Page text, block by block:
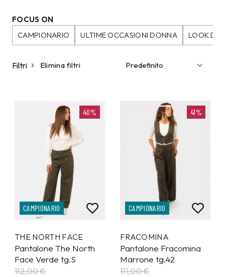
FOCUS ON
CAMPIONARIO
ULTIME OCCASIONI DONNA LOOK DA
Filtri Elimina filtri
40%
CAMPIONARIO
THE NORTH FACE
Pantalone The North
Face Verde tg.S
112,00 €
41%
CAMPIONARIO
FRACOMINA
Pantalone Fracomina
Marrone tg.42
111,00 €